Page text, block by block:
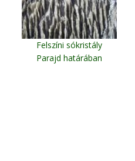
Felszíni sókristály
Parajd határában